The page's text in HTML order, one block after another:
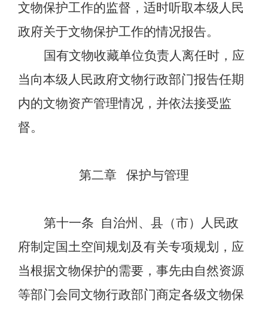
文物保护工作的监督，适时听取本级人民
政府关于文物保护工作的情况报告。
国有文物收藏单位负责人离任时，应
当向本级人民政府文物行政部门报告任期
内的文物资产管理情况，并依法接受监
督。
第二章 保护与管理
第十一条
自治州、县（市）人民政
府制定国土空间规划及有关专项规划，应
当根据文物保护的需要，事先由自然资源
等部门会同文物行政部门商定各级文物保